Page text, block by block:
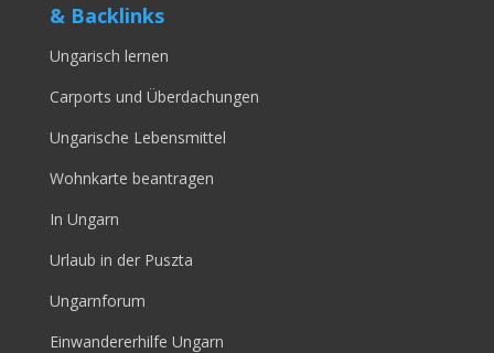
& Backlinks
Ungarisch lernen
Carports und Überdachungen
Ungarische Lebensmittel
Wohnkarte beantragen
In Ungarn
Urlaub in der Puszta
Ungarnforum
Einwandererhilfe Ungarn